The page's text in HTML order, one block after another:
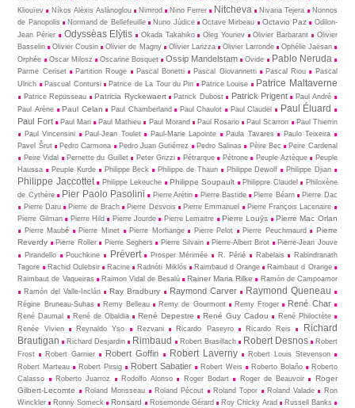
Kliouïev
Níkos Alèxis Aslànoglou Nimrod Nino Ferrer Nitcheva Nivaria Tejera
Nonnos
de Panopolis
Normand de Bellefeuille Nuno Júdice Octave Mirbeau Octavio Paz
Odilon-
Jean Périer
Odyssèas Elỳtis Okada Takahiko Oleg Youriev Olivier Barbarant
Olivier
Basselin
Olivier Cousin Olivier de Magny Olivier Larizza Olivier Larronde
Ophélie Jaësan
Orphée
Oscar Milosz Oscarine Bosquet Ossip Mandelstam Ovide Pablo Neruda
Parme Ceriset Partition Rouge Pascal Bonetti Pascal Giovannetti Pascal Riou
Pascal
Ulrich
Pascual Contursi Patrice de La Tour du Pin Patrice Louise Patrice Maltaverne
Patrice Repusseau Patricia Ryckewaert Patrick Dubost Patrick Prigent
Paul André
Paul Arène
Paul Celan Paul Chamberland Paul Chaulot Paul Claudel Paul Éluard
Paul Fort Paul Mari Paul Mathieu Paul Morand Paul Rosario Paul Scarron
Paul Thierrin
Paul Vincensini
Paul-Jean Toulet Paul-Marie Lapointe Paula Tavares
Paulo Teixeira
Pavel Šrut
Pedro Carmona Pedro Juan Gutiérrez Pedro Salinas Pèire Bec
Peire Cardenal
Peire Vidal
Pernette du Guillet Peter Grizzi Pétrarque Pétrone Peuple Aztèque
Peuple
Haussa
Peuple Kurde Philippe Beck Philippe de Thaun Philippe Dewolf Philippe Djian
Philippe Jaccottet Philippe Lekeuche Philippe Soupault Philippre Claudel
Philoxène
de Cythère
Pier Paolo Pasolini Pierre Arétin Pierre Bastide Pierre Béarn
Pierre Dac
Pierre Daru
Pierre de Brach Pierre Desvois Pierre Emmanuel
Pierre François Lacenaire
Pierre Gilman
Pierre Hild Pierre Jourde Pierre Lemaitre Pierre Louÿs Pierre Mac Orlan
Pierre Maubé Pierre Minet Pierre Morhange Pierre Pelot Pierre Peuchmaurd
Pierre
Reverdy
Pierre Roller Pierre Seghers Pierre Silvain Pierre-Albert Birot
Pierre-Jean Jouve
Pirandello
Pouchkine Prévert Prosper Mérimée R. Périé Rabelais
Rabindranath
Tagore
Rachid Oulebsir Racine Radnóti Miklós Raimbaud d Orange
Raimbaut d Orange
Raimbaut de Vaqueiras
Raimon Vidal de Besalú Rainer Maria Rilke
Ramón de Campoamor
Ramón del Valle-Inclán
Ray Bradbury Raymond Carver Raymond Queneau
Régine Bruneau-Suhas Remy Belleau Remy de Gourmont Remy Froger René Char
René Daumal René de Obaldia René Depestre René Guy Cadou
René Philoctète
Renée Vivien
Reynaldo Yso Rezvani Ricardo Paseyro Ricardo Reis
Richard
Brautigan
Richard Desjardin Rimbaud Robert Brasillach Robert Desnos
Robert
Frost
Robert Garnier Robert Goffin Robert Laverny
Robert Louis Stevenson
Robert Marteau
Robert Pirsig Robert Sabatier Robert Weis Roberto Bolaño
Roberto
Calasso
Roberto Juarroz Rodolfo Alonso Roger Bodart Roger de Beauvoir
Roger
Gilbert-Lecomte
Roland Morisseau Roland Pécout Roland Topor Roland Valade
Ron
Winckler
Ronny Someck Ronsard Rosemonde Gérard Roy Chicky Arad
Russell Banks